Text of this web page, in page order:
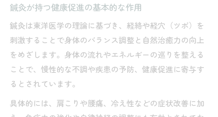
鍼灸が持つ健康促進の基本的な作用
鍼灸は東洋医学の理論に基づき、経絡や経穴（ツボ）を
刺激することで身体のバランス調整と自然治癒力の向上
をめざします。身体の流れやエネルギーの巡りを整える
ことで、慢性的な不調や疾患の予防、健康促進に寄与す
るとされています。
具体的には、肩こりや腰痛、冷え性などの症状改善に加